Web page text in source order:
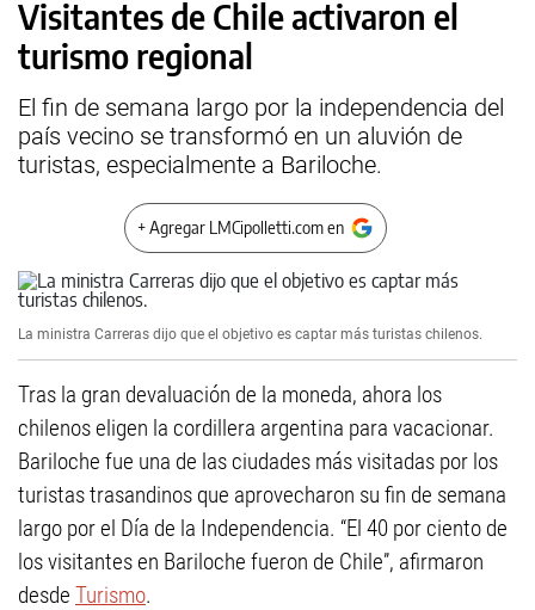
Visitantes de Chile activaron el
turismo regional
El fin de semana largo por la independencia del
país vecino se transformó en un aluvión de
turistas, especialmente a Bariloche.
+ Agregar LMCipolletti.com en
La ministra Carreras dijo que el objetivo es captar más turistas chilenos.
Tras la gran devaluación de la moneda, ahora los
chilenos eligen la cordillera argentina para vacacionar.
Bariloche fue una de las ciudades más visitadas por los
turistas trasandinos que aprovecharon su fin de semana
largo por el Día de la Independencia. “El 40 por ciento de
los visitantes en Bariloche fueron de Chile”, afirmaron
desde Turismo.